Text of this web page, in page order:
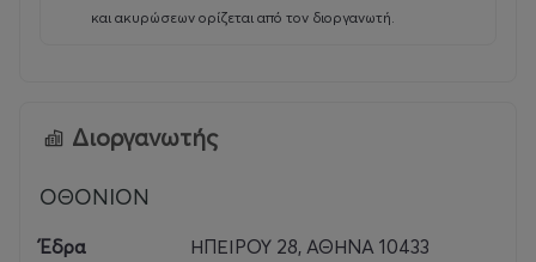
και ακυρώσεων ορίζεται από τον διοργανωτή.
Διοργανωτής
ΟΘΟΝΙΟΝ
Έδρα
ΗΠΕΙΡΟΥ 28, ΑΘΗΝΑ 10433